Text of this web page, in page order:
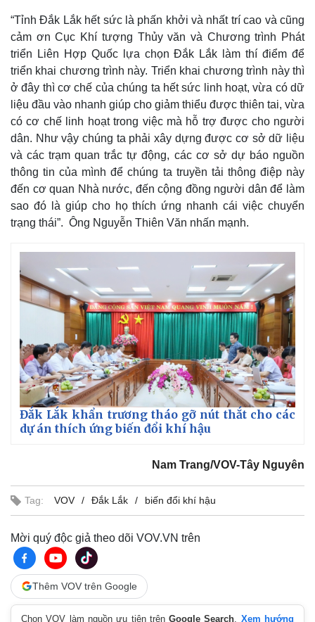
Bất động sản
Khởi nghiệp
Giá vàng
Tiêu dùng
Tỷ giá
Chứng khoán
Giá cà phê
“Tỉnh Đắk Lắk hết sức là phấn khởi và nhất trí cao và cũng
cảm ơn Cục Khí tượng Thủy văn và Chương trình Phát
triển Liên Hợp Quốc lựa chọn Đắk Lắk làm thí điểm để
triển khai chương trình này. Triển khai chương trình này thì
ở đây thì cơ chế của chúng ta hết sức linh hoạt, vừa có dữ
liệu đầu vào nhanh giúp cho giảm thiểu được thiên tai, vừa
có cơ chế linh hoạt trong việc mà hỗ trợ được cho người
dân. Như vậy chúng ta phải xây dựng được cơ sở dữ liệu
và các trạm quan trắc tự động, các cơ sở dự báo nguồn
thông tin của mình để chúng ta truyền tải thông điệp này
đến cơ quan Nhà nước, đến cộng đồng người dân để làm
sao đó là giúp cho họ thích ứng nhanh cái việc chuyển
trạng thái”. Ông Nguyễn Thiên Văn nhấn mạnh.
Đắk Lắk khẩn trương tháo gỡ nút thắt cho các
dự án thích ứng biến đổi khí hậu
Nam Trang/VOV-Tây Nguyên
Tag: VOV Đắk Lắk biến đổi khí hậu
Mời quý độc giả theo dõi VOV.VN trên
Thêm VOV trên Google
Chọn VOV làm nguồn ưu tiên trênGoogle Search Xem hướng